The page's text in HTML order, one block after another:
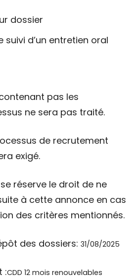
dossier
suivi d’un entretien oral
pas les
ne sera pas traité.
de recrutement
exigé.
réserve le droit de ne
à cette annonce en cas
des critères mentionnés.
des dossiers: 31/08/2025
:CDD 12 mois renouvelables